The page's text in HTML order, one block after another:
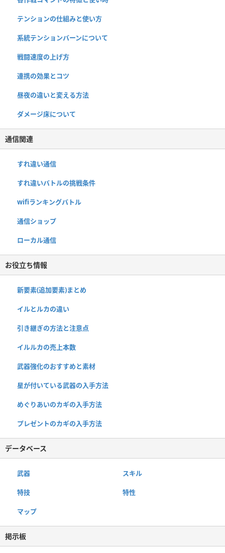
テンションの仕組みと使い方
系統テンションバーンについて
戦闘速度の上げ方
連携の効果とコツ
昼夜の違いと変える方法
ダメージ床について
通信関連
すれ違い通信
すれ違いバトルの挑戦条件
wifiランキングバトル
通信ショップ
ローカル通信
お役立ち情報
新要素(追加要素)まとめ
イルとルカの違い
引き継ぎの方法と注意点
イルルカの売上本数
武器強化のおすすめと素材
星が付いている武器の入手方法
めぐりあいのカギの入手方法
プレゼントのカギの入手方法
データベース
武器 スキル
特技 特性
マップ
掲示板